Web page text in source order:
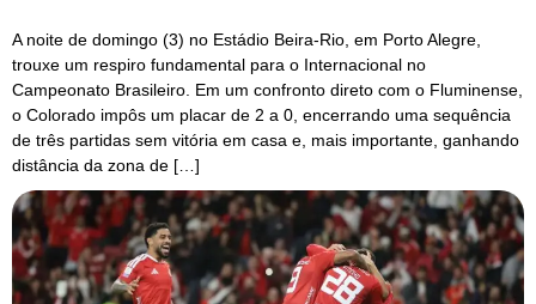
A noite de domingo (3) no Estádio Beira-Rio, em Porto Alegre,
trouxe um respiro fundamental para o Internacional no
Campeonato Brasileiro. Em um confronto direto com o Fluminense,
o Colorado impôs um placar de 2 a 0, encerrando uma sequência
de três partidas sem vitória em casa e, mais importante, ganhando
distância da zona de […]